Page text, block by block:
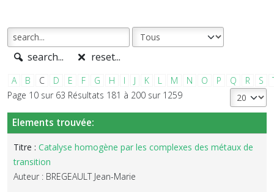
search... reset...
A B C D E F G H I J K L M N O P Q R S
Page 10 sur 63 Résultats 181 à 200 sur 1259
Elements trouvée:
Titre : Catalyse homogène par les complexes des métaux de
transition
Auteur : BREGEAULT Jean-Marie